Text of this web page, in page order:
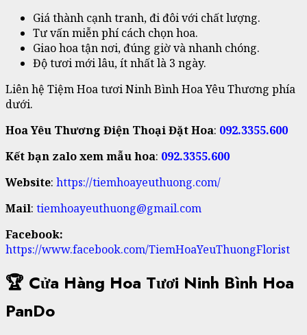
Giá thành cạnh tranh, đi đôi với chất lượng.
Tư vấn miễn phí cách chọn hoa.
Giao hoa tận nơi, đúng giờ và nhanh chóng.
Độ tươi mới lâu, ít nhất là 3 ngày.
Liên hệ Tiệm Hoa tươi Ninh Bình Hoa Yêu Thương phía
dưới.
Hoa Yêu Thương Điện Thoại Đặt Hoa: 092.3355.600
Kết bạn zalo xem mẫu hoa: 092.3355.600
Website: https://tiemhoayeuthuong.com/
Mail: tiemhoayeuthuong@gmail.com
Facebook:
https://www.facebook.com/TiemHoaYeuThuongFlorist
🏆 Cửa Hàng Hoa Tươi Ninh Bình Hoa
PanDo